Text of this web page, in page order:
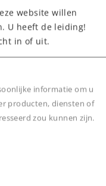
railstaven,
zonder
dankzij het
website willen
U heeft de leiding!
in of uit.
informatie om u
producten, diensten of
zou kunnen zijn.